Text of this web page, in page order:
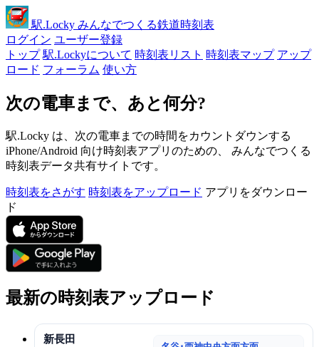
駅.Locky みんなでつくる鉄道時刻表
ログイン ユーザー登録
トップ 駅.Lockyについて 時刻表リスト 時刻表マップ アップ
ロード フォーラム 使い方
次の電車まで、あと何分?
駅.Locky は、次の電車までの時間をカウントダウンする
iPhone/Android 向け時刻表アプリのための、 みんなでつくる
時刻表データ共有サイトです。
時刻表をさがす 時刻表をアップロード アプリをダウンロー
ド
最新の時刻表アップロード
新長田